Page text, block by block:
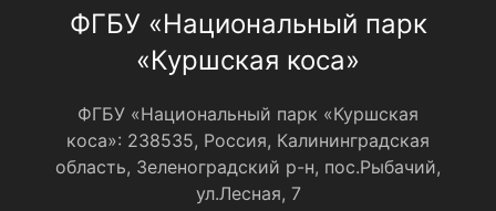
ФГБУ «Национальный парк
«Куршская коса»
ФГБУ «Национальный парк «Куршская
коса»: 238535, Россия, Калининградская
область, Зеленоградский р-н, пос.Рыбачий,
ул.Лесная, 7